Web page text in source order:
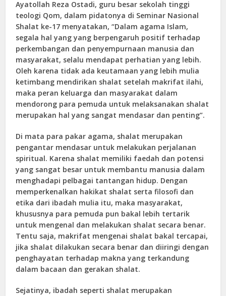
Ayatollah Reza Ostadi, guru besar sekolah tinggi
teologi Qom, dalam pidatonya di Seminar Nasional
Shalat ke-17 menyatakan, “Dalam agama Islam,
segala hal yang yang berpengaruh positif terhadap
perkembangan dan penyempurnaan manusia dan
masyarakat, selalu mendapat perhatian yang lebih.
Oleh karena tidak ada keutamaan yang lebih mulia
ketimbang mendirikan shalat setelah makrifat ilahi,
maka peran keluarga dan masyarakat dalam
mendorong para pemuda untuk melaksanakan shalat
merupakan hal yang sangat mendasar dan penting”.
Di mata para pakar agama, shalat merupakan
pengantar mendasar untuk melakukan perjalanan
spiritual. Karena shalat memiliki faedah dan potensi
yang sangat besar untuk membantu manusia dalam
menghadapi pelbagai tantangan hidup. Dengan
memperkenalkan hakikat shalat serta filosofi dan
etika dari ibadah mulia itu, maka masyarakat,
khususnya para pemuda pun bakal lebih tertarik
untuk mengenal dan melakukan shalat secara benar.
Tentu saja, makrifat mengenai shalat bakal tercapai,
jika shalat dilakukan secara benar dan diiringi dengan
penghayatan terhadap makna yang terkandung
dalam bacaan dan gerakan shalat.
Sejatinya, ibadah seperti shalat merupakan